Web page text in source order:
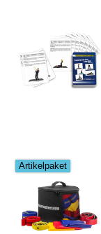
Artikelpaket